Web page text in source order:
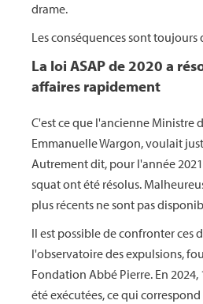
drame.
Les conséquences sont toujours
La loi ASAP de 2020 a
affaires rapidement
C'est ce que l'ancienne Ministre
Emmanuelle Wargon, voulait
Autrement dit, pour l'année
squat ont été résolus.
plus récents ne sont pas
Il est possible de confronter ces
l'observatoire des expulsions,
Fondation Abbé Pierre. En
été exécutées, ce qui